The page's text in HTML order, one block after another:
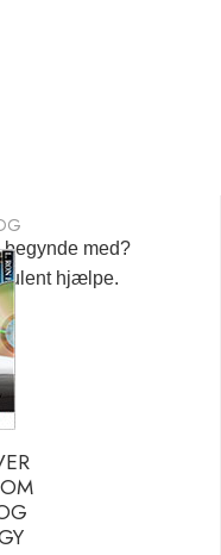
begynde med?
hjælpe.